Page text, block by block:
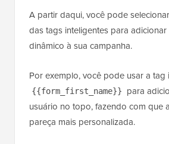
A partir daqui, você pode
das tags inteligentes para
dinâmico à sua campanha.
Por exemplo, você pode usar a tag
{{form_first_name}}
para
usuário no topo, fazendo com que
pareça mais personalizada.